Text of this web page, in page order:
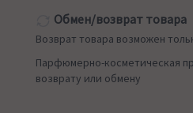
Обмен/возврат товара
Возврат товара возможен
Парфюмерно-косметическая
возврату или обмену